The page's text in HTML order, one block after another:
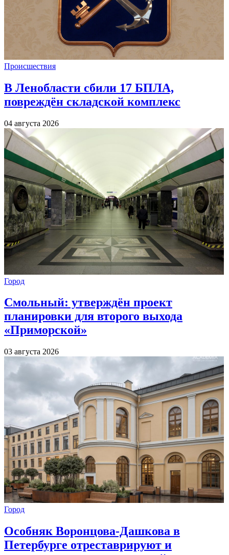
Происшествия
В Ленобласти сбили 17 БПЛА,
повреждён складской комплекс
04 августа 2026
Город
Смольный: утверждён проект
планировки для второго выхода
«Приморской»
03 августа 2026
Город
Особняк Воронцова-Дашкова в
Петербурге отреставрируют и